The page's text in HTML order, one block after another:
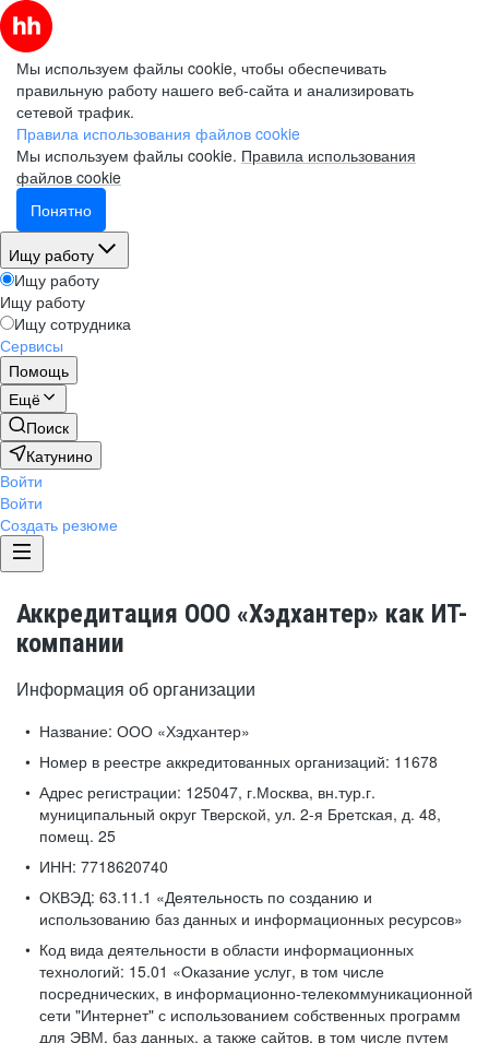
Мы используем файлы cookie, чтобы обеспечивать
правильную работу нашего веб-сайта и анализировать
сетевой трафик.
Правила использования файлов cookie
Мы используем файлы cookie. Правила использования
файлов cookie
Понятно
Ищу работу
Ищу работу
Ищу работу
Ищу сотрудника
Сервисы
Помощь
Ещё
Поиск
Катунино
Войти
Войти
Создать резюме
Аккредитация ООО «Хэдхантер» как ИТ-
компании
Информация об организации
Название: ООО «Хэдхантер»
Номер в реестре аккредитованных организаций: 11678
Адрес регистрации: 125047, г.Москва, вн.тур.г.
муниципальный округ Тверской, ул. 2-я Бретская, д. 48,
помещ. 25
ИНН: 7718620740
ОКВЭД: 63.11.1 «Деятельность по созданию и
использованию баз данных и информационных ресурсов»
Код вида деятельности в области информационных
технологий: 15.01 «Оказание услуг, в том числе
посреднических, в информационно-телекоммуникационной
сети "Интернет" с использованием собственных программ
для ЭВМ, баз данных, а также сайтов, в том числе путем